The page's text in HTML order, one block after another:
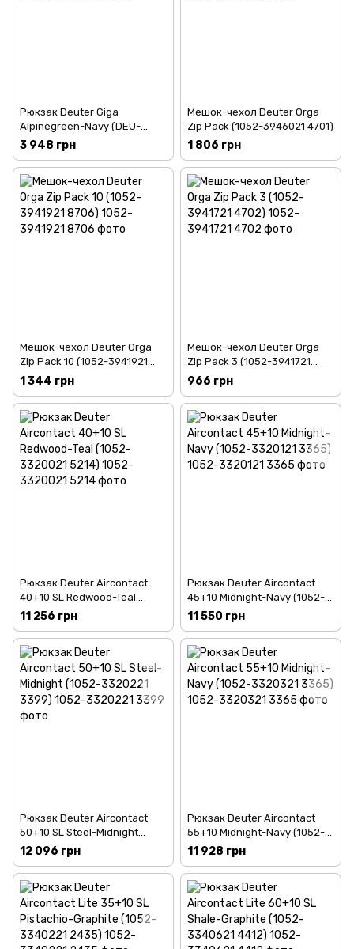
Рюкзак Deuter Giga
Alpinegreen-Navy (DEU-
3821018-2322)
3 948 грн
Мешок-чехол Deuter Orga
Zip Pack (1052-3946021 4701)
1 806 грн
Мешок-чехол Deuter Orga
Zip Pack 10 (1052-3941921
8706)
1 344 грн
Мешок-чехол Deuter Orga
Zip Pack 3 (1052-3941721
4702)
966 грн
Рюкзак Deuter Aircontact
40+10 SL Redwood-Teal
(1052-3320021 5214)
11 256 грн
Рюкзак Deuter Aircontact
45+10 Midnight-Navy (1052-
3320121 3365)
11 550 грн
Рюкзак Deuter Aircontact
50+10 SL Steel-Midnight
(1052-3320221 3399)
12 096 грн
Рюкзак Deuter Aircontact
55+10 Midnight-Navy (1052-
3320321 3365)
11 928 грн